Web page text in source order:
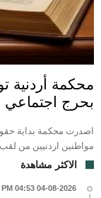
محكمة أردنية
بحرج اجتماعي
اصدرت محكمة بداية
مواطنين اردنيين من
الاكثر مشاهدة
04-08-2026 04:53 PM